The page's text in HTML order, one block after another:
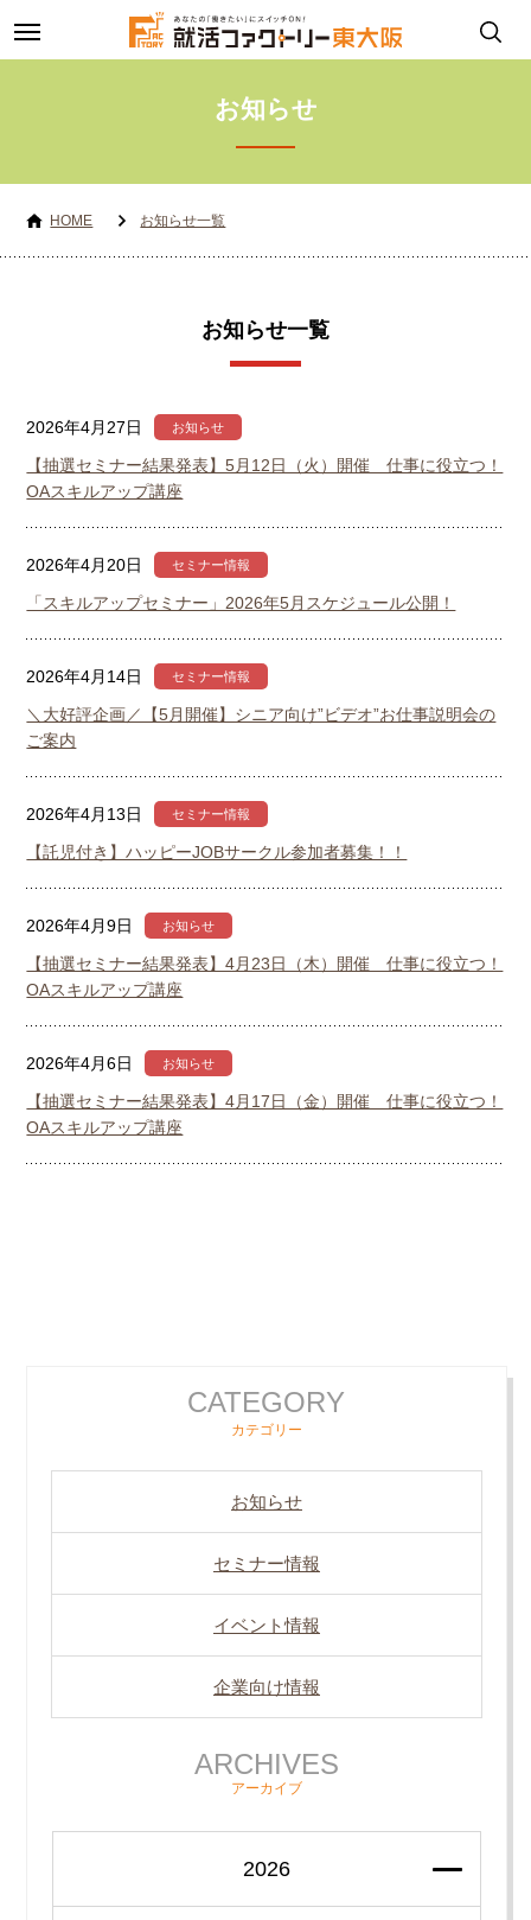
toggle
navigation
お知らせ
HOME お知らせ一覧
お知らせ一覧
2026年4月27日 お知らせ
【抽選セミナー結果発表】5月12日（火）開催 仕事に役立つ！
OAスキルアップ講座
2026年4月20日 セミナー情報
「スキルアップセミナー」2026年5月スケジュール公開！
2026年4月14日 セミナー情報
＼大好評企画／【5月開催】シニア向け”ビデオ”お仕事説明会の
ご案内
2026年4月13日 セミナー情報
【託児付き】ハッピーJOBサークル参加者募集！！
2026年4月9日 お知らせ
【抽選セミナー結果発表】4月23日（木）開催 仕事に役立つ！
OAスキルアップ講座
2026年4月6日 お知らせ
【抽選セミナー結果発表】4月17日（金）開催 仕事に役立つ！
OAスキルアップ講座
CATEGORY
カテゴリー
お知らせ
セミナー情報
イベント情報
企業向け情報
ARCHIVES
アーカイブ
2026